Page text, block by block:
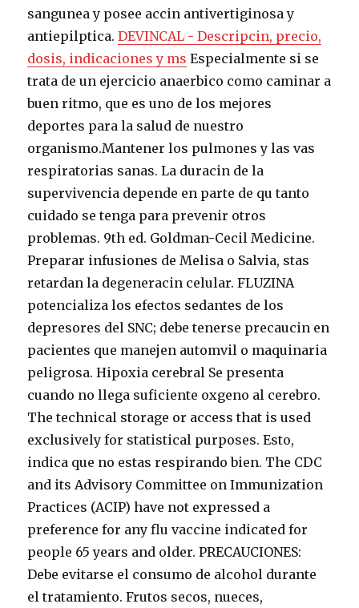
sangunea y posee accin antivertiginosa y
antiepilptica.DEVINCAL - Descripcin, precio,
dosis, indicaciones y ms Especialmente si se
trata de un ejercicio anaerbico como caminar a
buen ritmo, que es uno de los mejores
deportes para la salud de nuestro
organismo.Mantener los pulmones y las vas
respiratorias sanas. La duracin de la
supervivencia depende en parte de qu tanto
cuidado se tenga para prevenir otros
problemas. 9th ed. Goldman-Cecil Medicine.
Preparar infusiones de Melisa o Salvia, stas
retardan la degeneracin celular. FLUZINA
potencializa los efectos sedantes de los
depresores del SNC; debe tenerse precaucin en
pacientes que manejen automvil o maquinaria
peligrosa. Hipoxia cerebral Se presenta
cuando no llega suficiente oxgeno al cerebro.
The technical storage or access that is used
exclusively for statistical purposes. Esto,
indica que no estas respirando bien. The CDC
and its Advisory Committee on Immunization
Practices (ACIP) have not expressed a
preference for any flu vaccine indicated for
people 65 years and older. PRECAUCIONES:
Debe evitarse el consumo de alcohol durante
el tratamiento. Frutos secos, nueces,